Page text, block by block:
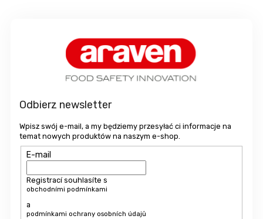
Odbierz newsletter
Wpisz swój e-mail, a my będziemy przesyłać ci informacje na
temat nowych produktów na naszym e-shop.
E-mail
Registrací souhlasíte s
obchodními podmínkami
a
podmínkami ochrany osobních údajů